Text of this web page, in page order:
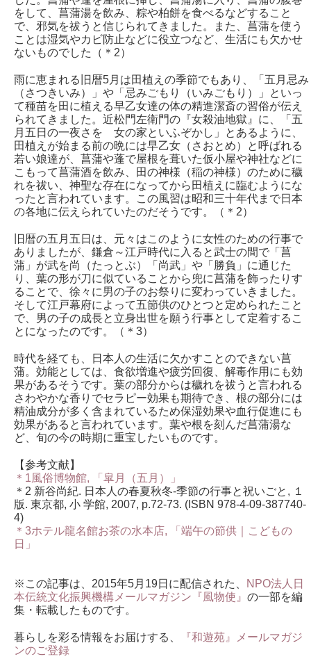
をして、菖蒲湯を飲み、粽や柏餅を食べるなどすること
で、邪気を祓うと信じられてきました。また、菖蒲を使う
ことは湿気やカビ防止などに役立つなど、生活にも欠かせ
ないものでした（＊2）
雨に恵まれる旧暦5月は田植えの季節でもあり、「五月忌み
（さつきいみ）」や「忌みごもり（いみごもり）」といっ
て種苗を田に植える早乙女達の体の精進潔斎の習俗が伝え
られてきました。近松門左衛門の『女殺油地獄』に、「五
月五日の一夜さを 女の家といふぞかし」とあるように、
田植えが始まる前の晩には早乙女（さおとめ）と呼ばれる
若い娘達が、菖蒲や蓬で屋根を葺いた仮小屋や神社などに
こもって菖蒲酒を飲み、田の神様（稲の神様）のために穢
れを祓い、神聖な存在になってから田植えに臨むようにな
ったと言われています。この風習は昭和三十年代まで日本
の各地に伝えられていたのだそうです。（＊2）
旧暦の五月五日は、元々はこのように女性のための行事で
ありましたが、鎌倉～江戸時代に入ると武士の間で「菖
蒲」が武を尚（たっとぶ）「尚武」や「勝負」に通じた
り、葉の形が刀に似ていることから兜に菖蒲を飾ったりす
ることで、徐々に男の子のお祭りに変わっていきました。
そして江戸幕府によって五節供のひとつと定められたこと
で、男の子の成長と立身出世を願う行事として定着するこ
とになったのです。（＊3）
時代を経ても、日本人の生活に欠かすことのできない菖
蒲。効能としては、食欲増進や疲労回復、解毒作用にも効
果があるそうです。葉の部分からは穢れを祓うと言われる
さわやかな香りでセラピー効果も期待でき、根の部分には
精油成分が多く含まれているため保湿効果や血行促進にも
効果があると言われています。葉や根を刻んだ菖蒲湯な
ど、旬の今の時期に重宝したいものです。
【参考文献】
＊1風俗博物館, 「皐月（五月）」
＊2 新谷尚紀. 日本人の春夏秋冬‐季節の行事と祝いごと, １
版. 東京都, 小 学館, 2007, p.72-73. (ISBN 978-4-09-387740-
4)
＊3ホテル龍名館お茶の水本店, 「端午の節供｜こどもの
日」
※この記事は、2015年5月19日に配信された、
NPO法人日
本伝統文化振興機構メールマガジン『風物使』 の一部を編
集・転載したものです。
暮らしを彩る情報をお届けする、
『和遊苑』メールマガジ
ンのご登録